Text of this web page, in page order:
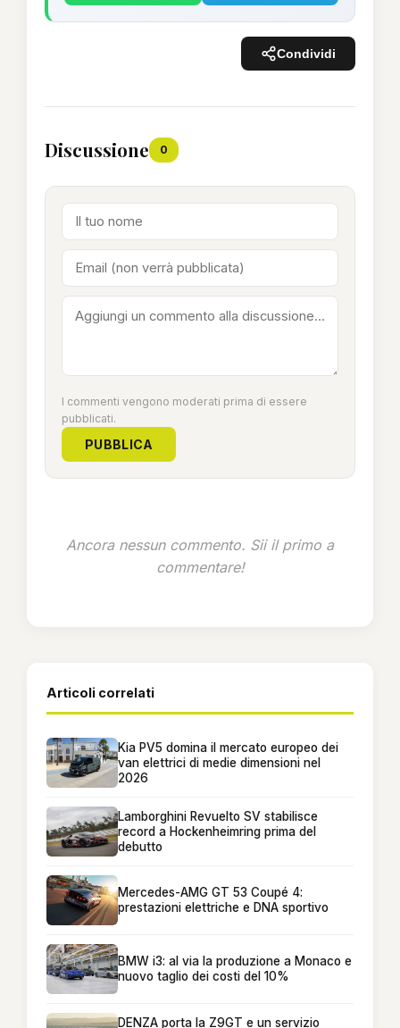
Condividi
Discussione 0
I commenti vengono moderati prima di essere
pubblicati.
PUBBLICA
Ancora nessun commento. Sii il primo a
commentare!
Articoli correlati
Kia PV5 domina il mercato europeo dei
van elettrici di medie dimensioni nel
2026
Lamborghini Revuelto SV stabilisce
record a Hockenheimring prima del
debutto
Mercedes-AMG GT 53 Coupé 4:
prestazioni elettriche e DNA sportivo
BMW i3: al via la produzione a Monaco e
nuovo taglio dei costi del 10%
DENZA porta la Z9GT e un servizio